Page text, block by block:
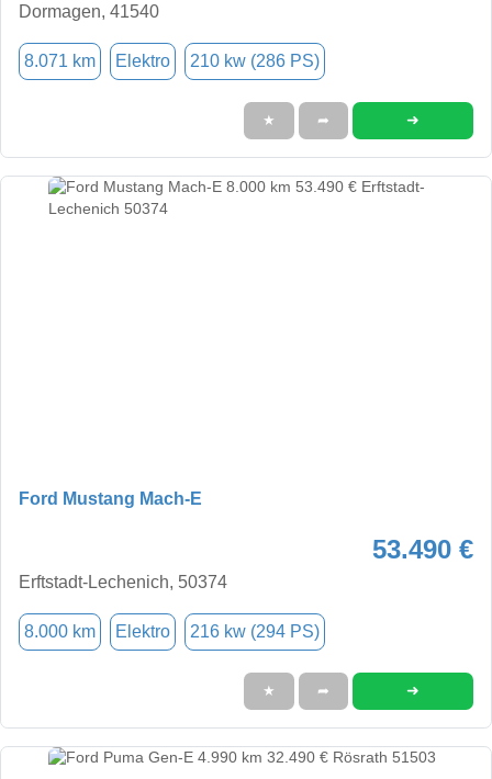
Dormagen, 41540
8.071 km Elektro 210 kw (286 PS)
★ ➦ ➜
Ford Mustang Mach-E
53.490 €
Erftstadt-Lechenich, 50374
8.000 km Elektro 216 kw (294 PS)
★ ➦ ➜